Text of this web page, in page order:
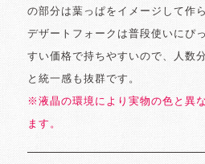
の部分は葉っぱをイメージして作
デザートフォークは普段使いにぴ
すい価格で持ちやすいので、人数
と統一感も抜群です。
※液晶の環境により実物の色と異
ます。